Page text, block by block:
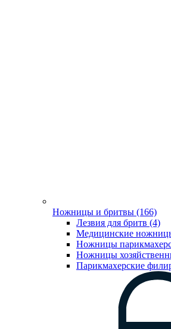
Ножницы и бритвы (166)
Лезвия для бритв (4)
Медицинские
Ножницы
Ножницы
Парикмахерские